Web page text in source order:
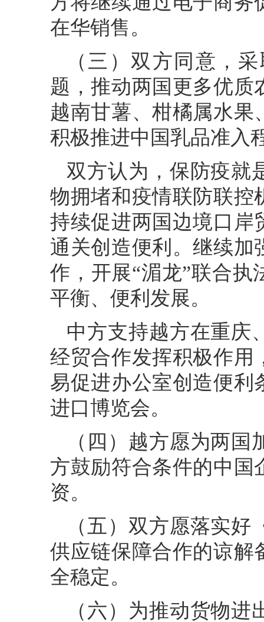
在华销售。
（三）双方同意，
题，推动两国更多优质
越南甘薯、柑橘属水果
积极推进中国乳品准入
双方认为，保防疫就
物拥堵和疫情联防联控
持续促进两国边境口岸
通关创造便利。继续加
作，开展“湄龙”联合
平衡、便利发展。
中方支持越方在重庆
经贸合作发挥积极作用
易促进办公室创造便利
进口博览会。
（四）越方愿为两
方鼓励符合条件的中国
资。
（五）双方愿落实
供应链保障合作的谅解
全稳定。
（六）为推动货物